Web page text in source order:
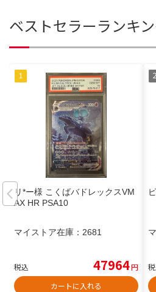
ベストセラーランキ
リ*ー様 こくばバドレックスVM
AX HR PSA10
マイストア在庫： 2681
税込 47964円
カートに入れる